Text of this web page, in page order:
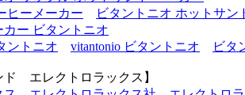
ヒーメーカー
ビタントニオ ホットサン
ー ビタントニオ
ントニオ
vitantonio ビタントニオ ビタ
ド エレクトロラックス】